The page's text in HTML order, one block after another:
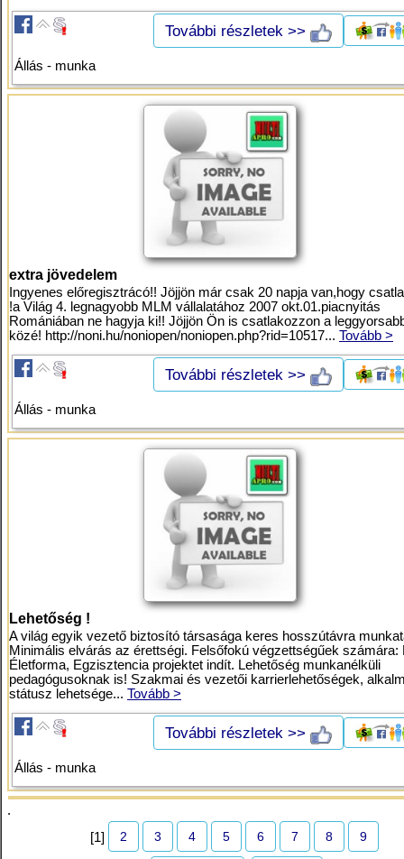
További részletek >>
Állás - munka
extra jövedelem
Ingyenes előregisztrácó!! Jöjjön már csak 20 napja van,hogy
!a Világ 4. legnagyobb MLM vállalatához 2007 okt.01.piacnyitás
Romániában ne hagyja ki!! Jöjjön Ön is csatlakozzon a
közé! http://noni.hu/noniopen/noniopen.php?rid=10517... Tovább >
További részletek >>
Állás - munka
Lehetőség !
A világ egyik vezető biztosító társasága keres hosszútávra
Minimális elvárás az érettségi. Felsőfokú végzettségűek számára:
Életforma, Egzisztencia projektet indít. Lehetőség munkanélküli
pedagógusoknak is! Szakmai és vezetői karrierlehetőségek,
státusz lehetsége... Tovább >
További részletek >>
Állás - munka
.
[1]
2 3 4 5 6 7 8 9